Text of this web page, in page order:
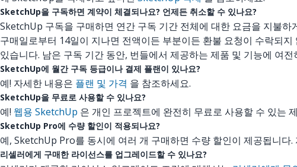
SketchUp을 구독하면 계약이 체결되나요? 언제든 취소할 수 있나요?
SketchUp 구독을 구매하면 연간 구독 기간 전체에 대한 요금을 지불
구매일로부터 14일이 지나면 전액이든 부분이든 환불 요청이 수락되지
있습니다. 남은 구독 기간 동안, 번들에서 제공하는 제품 및 기능에 여
SketchUp에 월간 구독 등급이나 결제 플랜이 있나요?
예! 자세한 내용은 플랜 및 가격 을 참조하세요.
SketchUp을 무료로 사용할 수 있나요?
예! 웹용 SketchUp 은 개인 프로젝트에 완전히 무료로 사용할 수 있는
SketchUp Pro에 수량 할인이 적용되나요?
예, SketchUp Pro를 동시에 여러 개 구매하면 수량 할인이 제공됩니다.
리셀러에게 구매한 라이선스를 업그레이드할 수 있나요?